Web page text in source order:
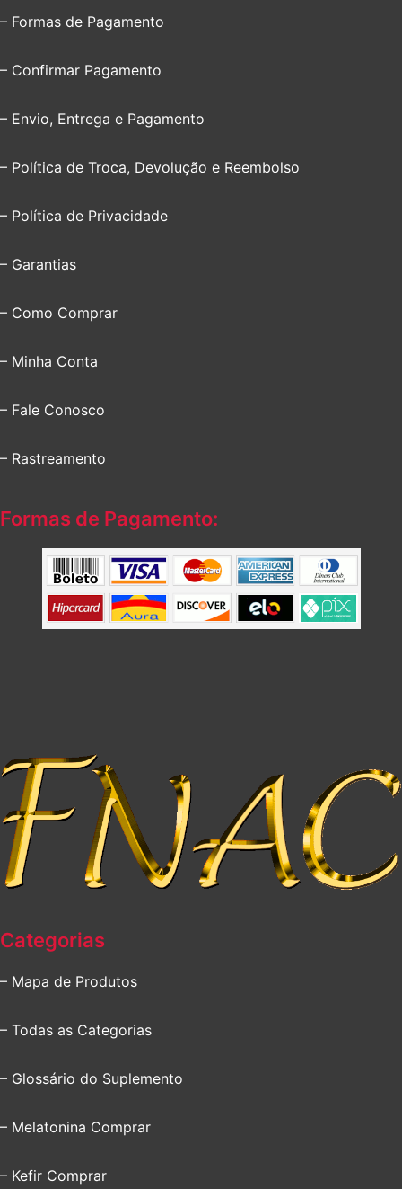
– Formas de Pagamento
– Confirmar Pagamento
– Envio, Entrega e Pagamento
– Política de Troca, Devolução e Reembolso
– Política de Privacidade
– Garantias
– Como Comprar
– Minha Conta
– Fale Conosco
– Rastreamento
Formas de Pagamento:
Categorias
– Mapa de Produtos
– Todas as Categorias
– Glossário do Suplemento
– Melatonina Comprar
– Kefir Comprar